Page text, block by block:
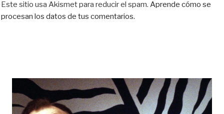
Este sitio usa Akismet para reducir el spam. Aprende cómo se
procesan los datos de tus comentarios.